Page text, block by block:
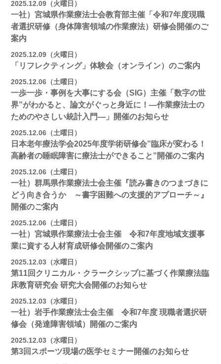
2025.12.09（火曜日）
一社）宮城県作業療法士会教育部主催「令和7年度現職
者選択研修（身体障害領域の作業療法）研修会開催のご
案内
2025.12.09（火曜日）
「リフレクティング」体験会（オンライン）のご案内
2025.12.06（土曜日）
一歩一歩・事例を大事にする会（SIG）主催「数字の世
界”がわかると、論文がぐっと身近に！―作業療法士の
ためのやさしい統計入門―」開催のお知らせ
2025.12.06（土曜日）
日本老年療法学会2025年度学術研修会”臨床が変わる！
高齢者の睡眠障害に療法士ができること”開催のご案内
2025.12.06（土曜日）
一社）群馬県作業療法士会主催『読み書きのつまづきに
どう向き合うか ～書字困難への支援的アプローチ～』
開催のご案内
2025.12.06（土曜日）
一社）宮城県作業療法士会主催 令和7年度地域支援事
業に資する人材育成研修会開催のご案内
2025.12.03（水曜日）
第11回クリニカル・クラークシップに基づく作業療法臨
床教育研究会 研究大会開催のお知らせ
2025.12.03（水曜日）
一社）岩手作業療法士会主催 令和7年度 現職者選択研
修会（発達障害領域）開催のご案内
2025.12.03（水曜日）
第3回スポーツ現場の医学セミナー開催のお知らせ